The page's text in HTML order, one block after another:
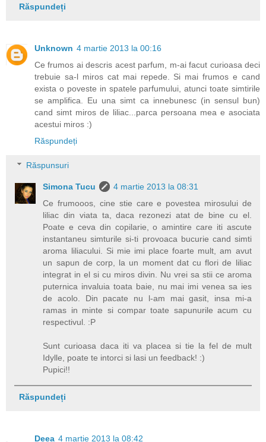
Răspundeți
Unknown 4 martie 2013 la 00:16
Ce frumos ai descris acest parfum, m-ai facut curioasa deci
trebuie sa-l miros cat mai repede. Si mai frumos e cand
exista o poveste in spatele parfumului, atunci toate simtirile
se amplifica. Eu una simt ca innebunesc (in sensul bun)
cand simt miros de liliac...parca persoana mea e asociata
acestui miros :)
Răspundeți
Răspunsuri
Simona Tucu
4 martie 2013 la 08:31
Ce frumooos, cine stie care e povestea mirosului de
liliac din viata ta, daca rezonezi atat de bine cu el.
Poate e ceva din copilarie, o amintire care iti ascute
instantaneu simturile si-ti provoaca bucurie cand simti
aroma liliacului. Si mie imi place foarte mult, am avut
un sapun de corp, la un moment dat cu flori de liliac
integrat in el si cu miros divin. Nu vrei sa stii ce aroma
puternica invaluia toata baie, nu mai imi venea sa ies
de acolo. Din pacate nu l-am mai gasit, insa mi-a
ramas in minte si compar toate sapunurile acum cu
respectivul. :P
Sunt curioasa daca iti va placea si tie la fel de mult
Idylle, poate te intorci si lasi un feedback! :)
Pupici!!
Răspundeți
Deea 4 martie 2013 la 08:42